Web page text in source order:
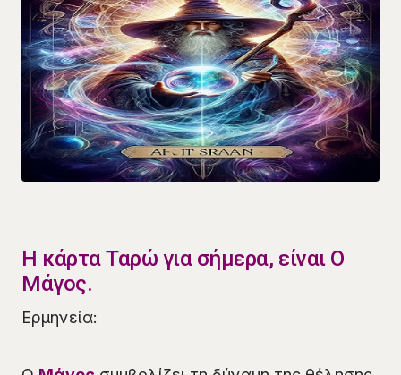
Η κάρτα Ταρώ για σήμερα, είναι Ο
Μάγος.
Ερμηνεία: